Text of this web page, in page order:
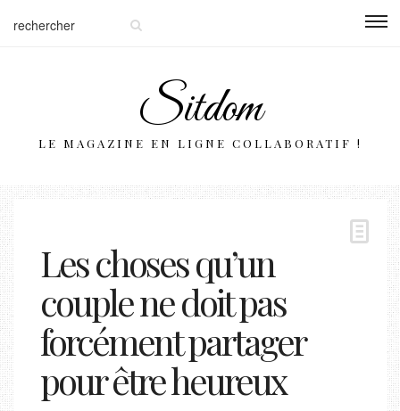
Sitdom
LE MAGAZINE EN LIGNE COLLABORATIF !
Les choses qu’un
couple ne doit pas
forcément partager
pour être heureux